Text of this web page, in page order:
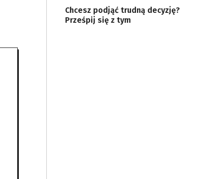
Chcesz podjąć trudną decyzję?
Prześpij się z tym